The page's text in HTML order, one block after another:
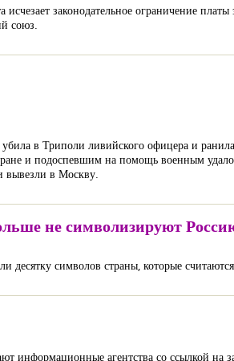
законодательное ограничение
союз.
в Триполи ливийского офицера и
и подоспевшим на помощь военным
вывезли в Москву.
не символизируют
десятку символов страны, которые
информационные агентства со ссылкой на